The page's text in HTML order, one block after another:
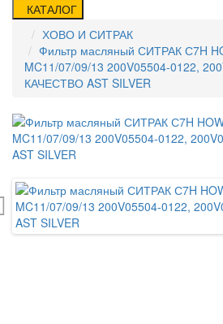
КАТАЛОГ
ХОВО И СИТРАК
Фильтр масляный СИТРАК С7H
MC11/07/09/13 200V05504‑0122,
КАЧЕСТВО AST SILVER